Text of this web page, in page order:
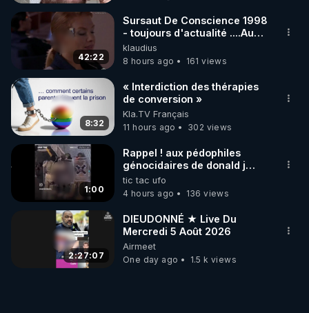
42:22
Sursaut De Conscience 1998
- toujours d'actualité ....Au
Dela Du Réel
klaudius
8 hours ago
161 views
8:32
« Interdiction des thérapies
de conversion »
Kla.TV Français
11 hours ago
302 views
1:00
Rappel ! aux pédophiles
génocidaires de donald j
trump et ses supporters
trumpistes 424et 666.
tic tac ufo
4 hours ago
136 views
2:27:07
DIEUDONNÉ ★ Live Du
Mercredi 5 Août 2026
Airmeet
One day ago
1.5 k views